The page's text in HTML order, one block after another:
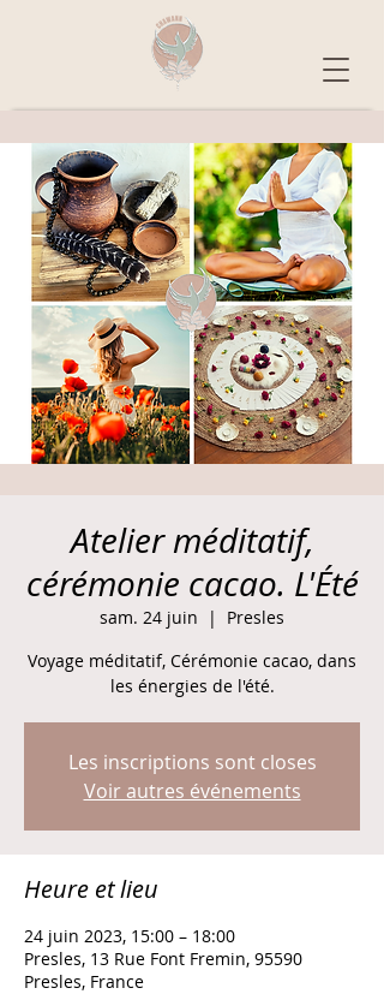
Atelier méditatif,
cérémonie cacao. L'Été
sam. 24 juin
  |
Presles
Voyage méditatif, Cérémonie cacao, dans
les énergies de l'été.
Les inscriptions sont closes
Voir autres événements
Heure et lieu
24 juin 2023, 15:00 – 18:00
Presles, 13 Rue Font Fremin, 95590
Presles, France